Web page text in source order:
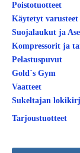
Poistotuotteet
Käytetyt varusteet
Suojalaukut ja
Kompressorit ja
Pelastuspuvut
Gold´s Gym
Vaatteet
Sukeltajan
Tarjoustuotteet